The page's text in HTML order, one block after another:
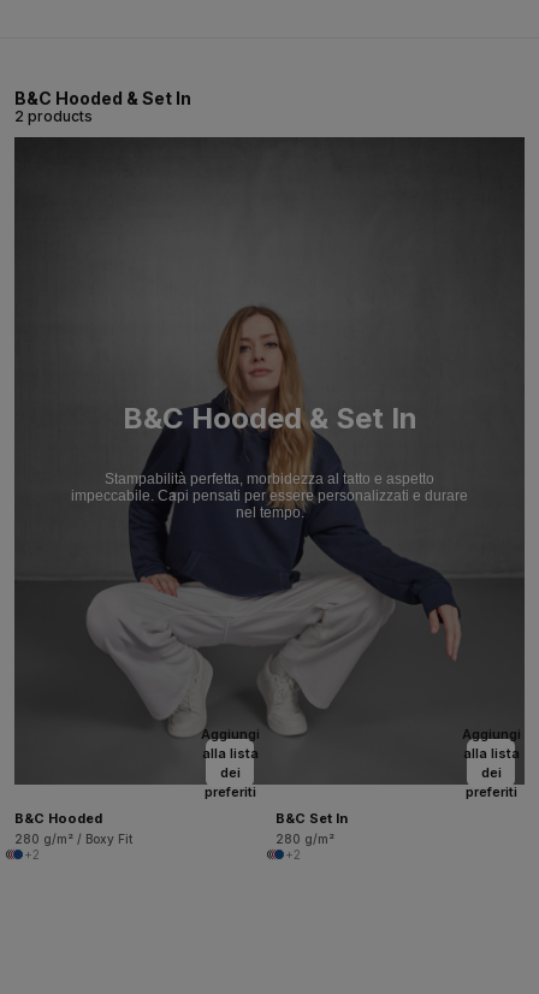
B&C Hooded & Set In
2 products
B&C Hooded & Set In
Stampabilità perfetta, morbidezza al tatto e aspetto
impeccabile. Capi pensati per essere personalizzati e durare
nel tempo.
Aggiungi
alla lista
dei
preferiti
B&C Hooded
280 g/m² / Boxy Fit
+2
Aggiungi
alla lista
dei
preferiti
B&C Set In
280 g/m²
+2